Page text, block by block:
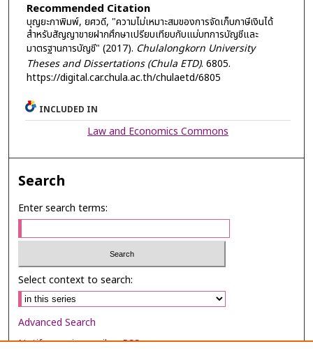
Recommended Citation
บุญยะกาพิมพ์, ยศวดี, "ความไม่เหมาะสมของการจัดเก็บภาษีเงินได้
สำหรับสัญญาขายฝากศึกษาเปรียบเทียบกับแม่บทการบัญชีและ
มาตรฐานการบัญชี" (2017). Chulalongkorn University
Theses and Dissertations (Chula ETD). 6805.
https://digital.car.chula.ac.th/chulaetd/6805
INCLUDED IN
Law and Economics Commons
Search
Enter search terms:
Select context to search:
Advanced Search
Notify me via email orRSS